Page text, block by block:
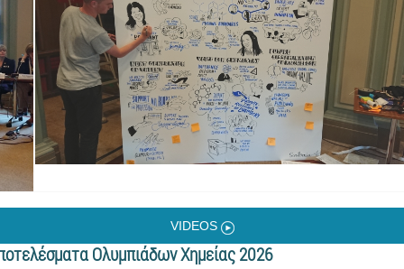
VIDEOS
Ολυμπιάδων Χημείας 2026